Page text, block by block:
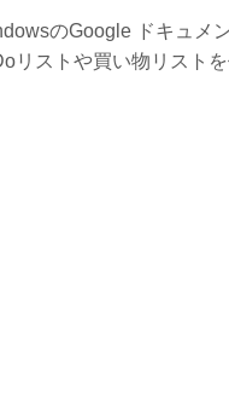
のGoogle ドキュメ
リストや買い物リスト